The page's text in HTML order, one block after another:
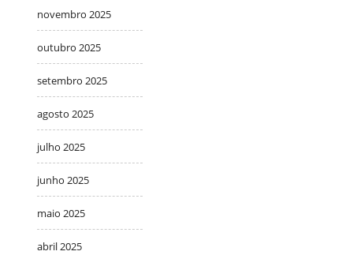
novembro 2025
outubro 2025
setembro 2025
agosto 2025
julho 2025
junho 2025
maio 2025
abril 2025